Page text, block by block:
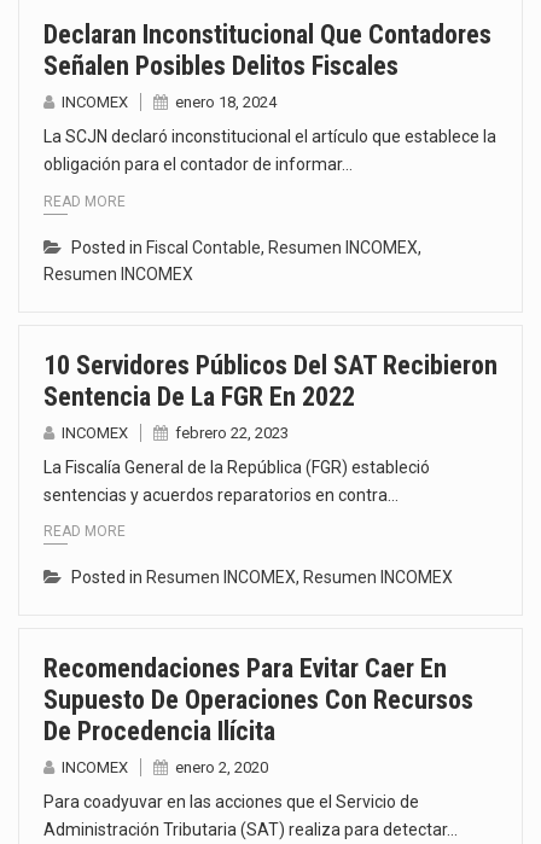
Declaran Inconstitucional Que Contadores
Señalen Posibles Delitos Fiscales
INCOMEX enero 18, 2024
La SCJN declaró inconstitucional el artículo que establece la
obligación para el contador de informar…
READ MORE
Posted in Fiscal Contable, Resumen INCOMEX,
Resumen INCOMEX
10 Servidores Públicos Del SAT Recibieron
Sentencia De La FGR En 2022
INCOMEX febrero 22, 2023
La Fiscalía General de la República (FGR) estableció
sentencias y acuerdos reparatorios en contra…
READ MORE
Posted in Resumen INCOMEX, Resumen INCOMEX
Recomendaciones Para Evitar Caer En
Supuesto De Operaciones Con Recursos
De Procedencia Ilícita
INCOMEX enero 2, 2020
Para coadyuvar en las acciones que el Servicio de
Administración Tributaria (SAT) realiza para detectar…